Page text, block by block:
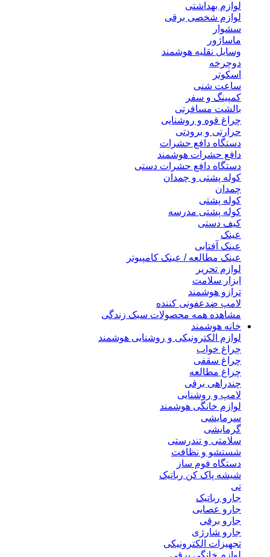
لوازم بهداشتی
لوازم شخصی برقی
سشوار
ماساژور
وسایل نقلیه هوشمند
دوچرخه
اسکوتر
ساعت شنی
کمپینگ و سفر
بالشت مسافرتی
چراغ قوه و روشنایی
حرارتی و برودتی
دستگاه دافع حشرات
دافع حشرات هوشمند
دستگاه دافع حشرات دستی
کوله پشتی و چمدان
چمدان
کوله پشتی
کوله پشتی مدرسه
کیف دستی
عینک
عینک آفتابی
عینک مطالعه / عینک کامپیوتر
لوازم تحریر
ابزار سلامت
ترازو هوشمند
لامپ ضدعفونی کننده
مشاهده همه محصولات سبک زندگی
خانه هوشمند
لوازم الکترونیکی و روشنایی هوشمند
چراغ خواب
چراغ سقفی
چراغ مطالعه
چندراهی برقی
لامپ و روشنایی
لوازم خانگی هوشمند
سرمایشی
گرمایشی
سلامتی و تندرستی
شستشو و نظافت
دستگاه فوم ساز
شیشه پاک کن رباتیک
تی
جارو رباتیک
جارو عصایی
جارو برقی
جارو شارژی
تجهیزات الکترونیکی
لوازم خانگی برقی